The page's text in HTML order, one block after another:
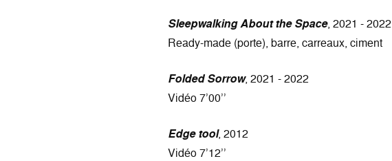
Sleepwalking About the Space, 2021 - 2022
Ready-made (porte), barre, carreaux, ciment
Folded Sorrow, 2021 - 2022
Vidéo 7’00’’
Edge tool, 2012
Vidéo 7’12’’